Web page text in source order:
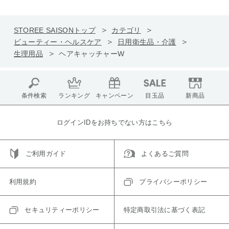
STOREE SAISONトップ
カテゴリ
ビューティー・ヘルスケア
日用衛生品・介護
生理用品
ヘアキャッチャーW
条件検索 ランキング キャンペーン 目玉品 新商品
ログインIDをお持ちでない方はこちら
ご利用ガイド よくあるご質問
利用規約 プライバシーポリシー
セキュリティーポリシー 特定商取引法に基づく表記